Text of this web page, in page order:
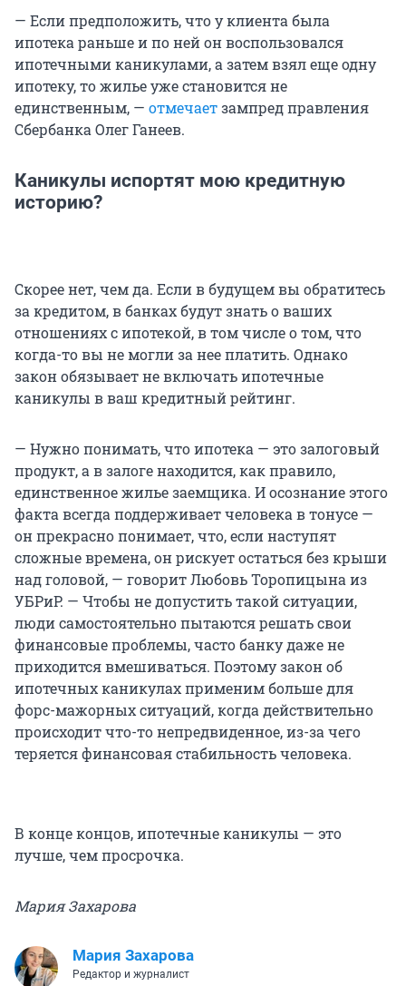
— Если предположить, что у клиента была
ипотека раньше и по ней он воспользовался
ипотечными каникулами, а затем взял еще одну
ипотеку, то жилье уже становится не
единственным, — отмечаетзампред правления
Сбербанка Олег Ганеев.
Каникулы испортят мою кредитную
историю?
Скорее нет, чем да. Если в будущем вы обратитесь
за кредитом, в банках будут знать о ваших
отношениях с ипотекой, в том числе о том, что
когда-то вы не могли за нее платить. Однако
закон обязывает не включать ипотечные
каникулы в ваш кредитный рейтинг.
— Нужно понимать, что ипотека — это залоговый
продукт, а в залоге находится, как правило,
единственное жилье заемщика. И осознание этого
факта всегда поддерживает человека в тонусе —
он прекрасно понимает, что, если наступят
сложные времена, он рискует остаться без крыши
над головой, — говорит Любовь Торопицына из
УБРиР. — Чтобы не допустить такой ситуации,
люди самостоятельно пытаются решать свои
финансовые проблемы, часто банку даже не
приходится вмешиваться. Поэтому закон об
ипотечных каникулах применим больше для
форс-мажорных ситуаций, когда действительно
происходит что-то непредвиденное, из-за чего
теряется финансовая стабильность человека.
В конце концов, ипотечные каникулы — это
лучше, чем просрочка.
Мария Захарова
Мария Захарова
Редактор и журналист